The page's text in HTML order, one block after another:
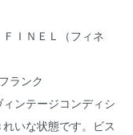
ＩＮＥＬ（フィネ
ランク
ンテージコンディシ
いな状態です。ビス